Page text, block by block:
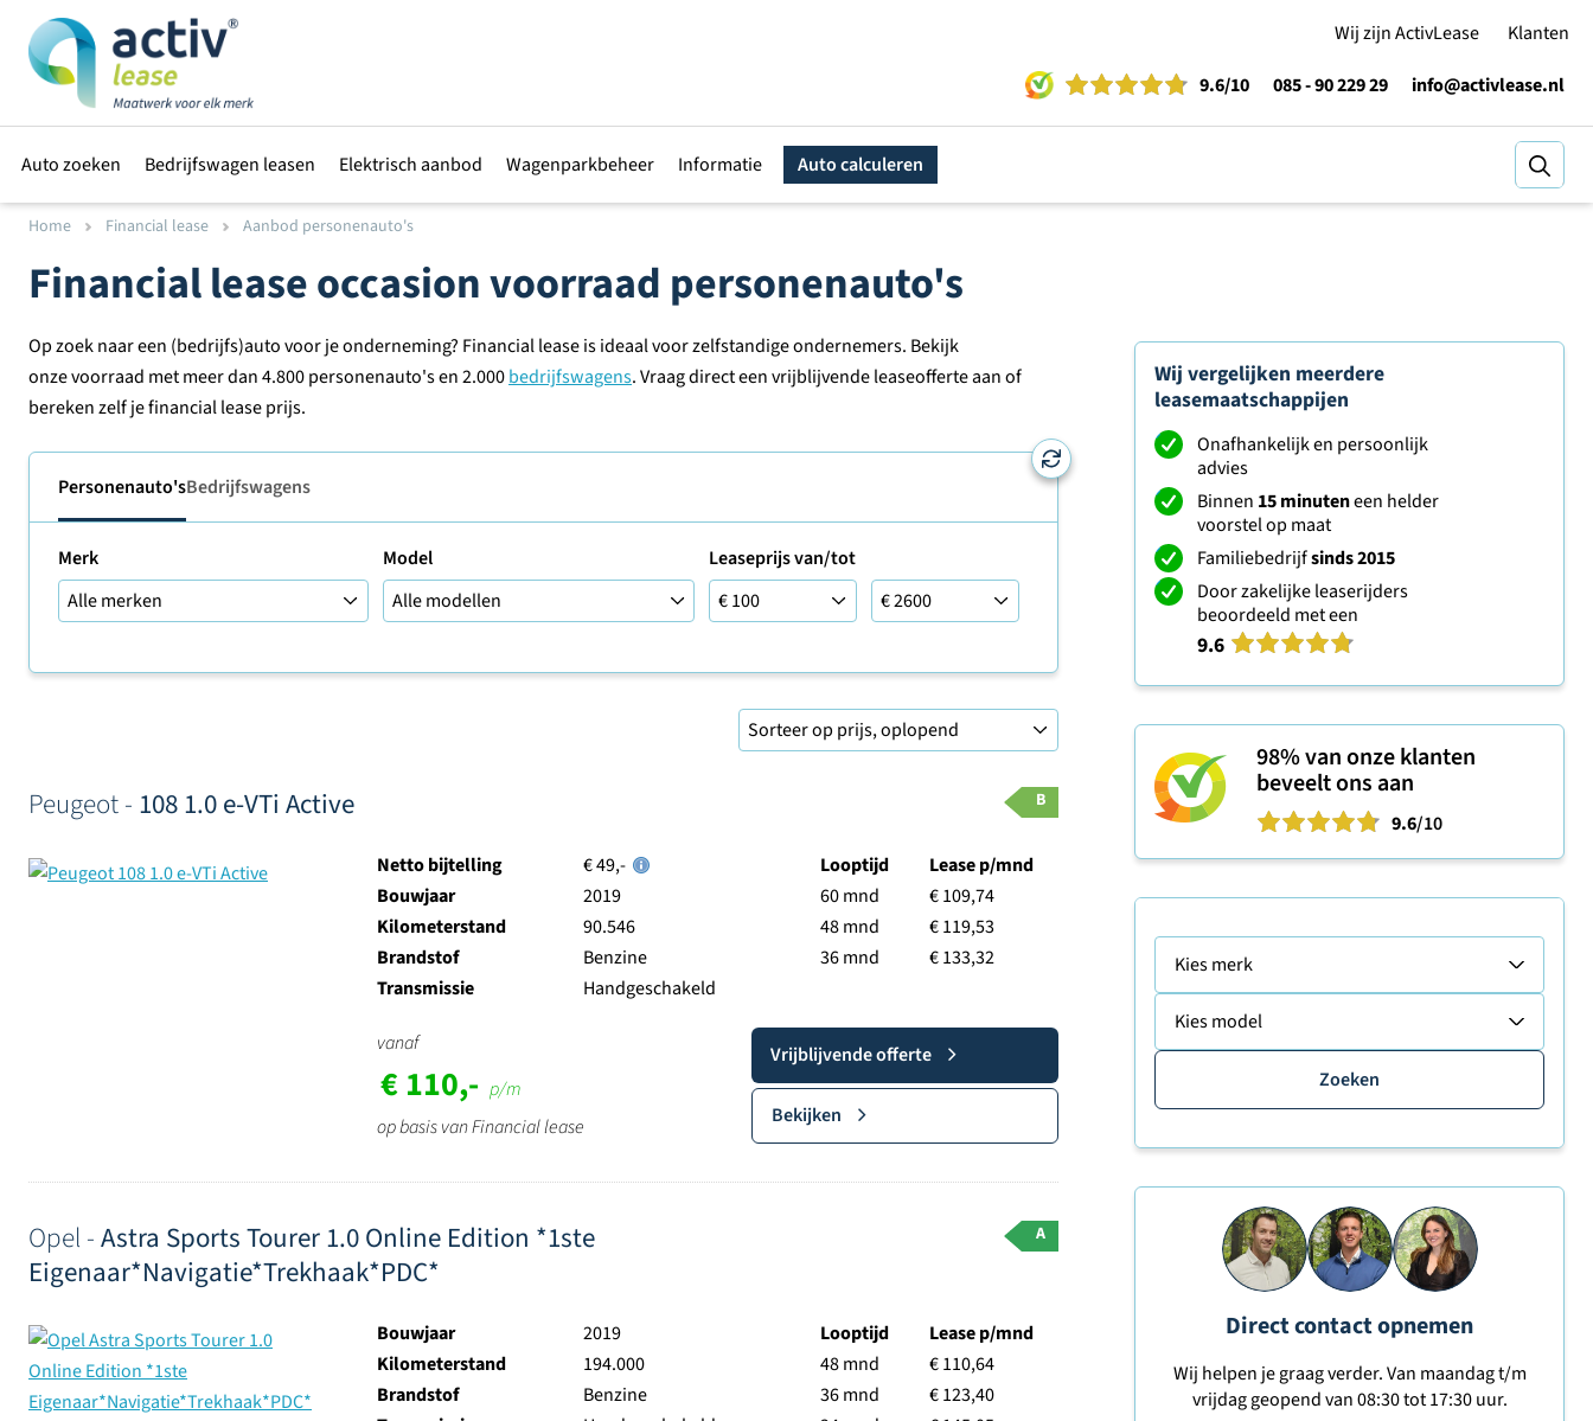
Wij zijn ActivLease
Klanten
9.6/10 085 - 90 229 29 info@activlease.nl
Auto zoeken Bedrijfswagen leasen Elektrisch aanbod Wagenparkbeheer Informatie Auto calculeren
Home Financial lease Aanbod personenauto's
Financial lease occasion voorraad personenauto's
Op zoek naar een (bedrijfs)auto voor je onderneming? Financial lease is ideaal voor zelfstandige ondernemers. Bekijk
onze voorraad met meer dan 4.800 personenauto's en 2.000bedrijfswagens. Vraag direct een vrijblijvende leaseofferte aan of
bereken zelf je financial lease prijs.
Personenauto'sBedrijfswagens
Merk Model
Leaseprijs van/tot
Leaseprijs tot
Peugeot - 108 1.0 e-VTi Active B
Netto bijtelling
€ 49,-
Bouwjaar
2019
Kilometerstand
90.546
Brandstof
Benzine
Transmissie
Handgeschakeld
Looptijd
60 mnd
48 mnd
36 mnd
Lease p/mnd
€ 109,74
€ 119,53
€ 133,32
vanaf
€ 110,- p/m
op basis van Financial lease
Vrijblijvende offerte
Bekijken
Opel -Astra Sports Tourer 1.0 Online Edition *1ste
Eigenaar*Navigatie*Trekhaak*PDC*
A
Bouwjaar
2019
Kilometerstand
194.000
Brandstof
Benzine
Looptijd
48 mnd
36 mnd
Lease p/mnd
€ 110,64
€ 123,40
Wij vergelijken meerdere
leasemaatschappijen
Onafhankelijk en persoonlijk
advies
Binnen 15 minuteneen helder
voorstel op maat
Familiebedrijfsinds 2015
Door zakelijke leaserijders
beoordeeld met een
9.6
98%van onze klanten
beveelt ons aan
9.6/10
Kies merk
Kies model
Zoeken
Direct contact opnemen
Wij helpen je graag verder. Van maandag t/m
vrijdag geopend van 08:30 tot 17:30 uur.